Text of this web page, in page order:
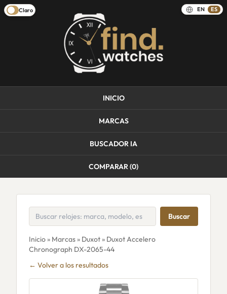
Claro EN ES
INICIO
MARCAS
BUSCADOR IA
COMPARAR (0)
Buscar
Inicio» Marcas» Duxot» Duxot Accelero
Chronograph DX-2065-44
← Volver a los resultados